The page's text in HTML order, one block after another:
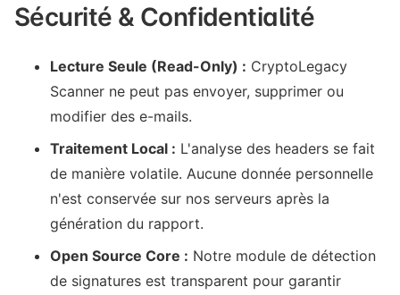
Sécurité & Confidentialité
Lecture Seule (Read-Only) : CryptoLegacy
Scanner ne peut pas envoyer, supprimer ou
modifier des e-mails.
Traitement Local : L'analyse des headers se fait
de manière volatile. Aucune donnée personnelle
n'est conservée sur nos serveurs après la
génération du rapport.
Open Source Core : Notre module de détection
de signatures est transparent pour garantir